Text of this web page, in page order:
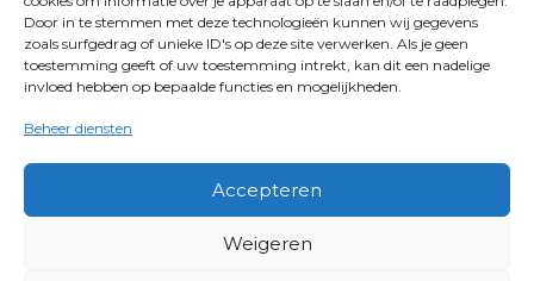
Door in te stemmen met deze technologieën kunnen wij gegevens
zoals surfgedrag of unieke ID's op deze site verwerken. Als je geen
toestemming geeft of uw toestemming intrekt, kan dit een nadelige
invloed hebben op bepaalde functies en mogelijkheden.
Beheer diensten
Accepteren
Weigeren
Mijn account
Winkelwagen
GOLFBOEKEN.NL
E-mail
Volg ons